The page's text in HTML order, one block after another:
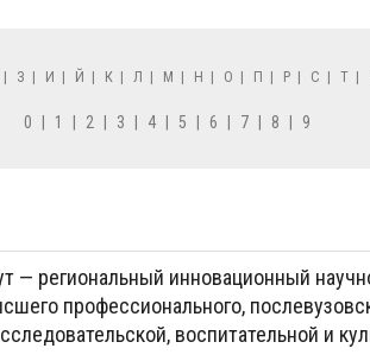
| З | И | Й | К | Л | М | Н | О | П | Р | С | Т |
0 1 2 3 4 5 6 7 8 9
— региональный инновационный
профессионального,
воспитательной и